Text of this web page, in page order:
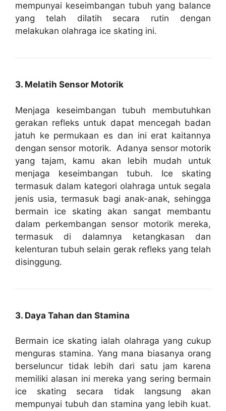
mempunyai keseimbangan tubuh yang balance
yang telah dilatih secara rutin dengan
melakukan olahraga ice skating ini.
3. Melatih Sensor Motorik
Menjaga keseimbangan tubuh membutuhkan
gerakan refleks untuk dapat mencegah badan
jatuh ke permukaan es dan ini erat kaitannya
dengan sensor motorik. Adanya sensor motorik
yang tajam, kamu akan lebih mudah untuk
menjaga keseimbangan tubuh. Ice skating
termasuk dalam kategori olahraga untuk segala
jenis usia, termasuk bagi anak-anak, sehingga
bermain ice skating akan sangat membantu
dalam perkembangan sensor motorik mereka,
termasuk di dalamnya ketangkasan dan
kelenturan tubuh selain gerak refleks yang telah
disinggung.
3. Daya Tahan dan Stamina
Bermain ice skating ialah olahraga yang cukup
menguras stamina. Yang mana biasanya orang
berseluncur tidak lebih dari satu jam karena
memiliki alasan ini mereka yang sering bermain
ice skating secara tidak langsung akan
mempunyai tubuh dan stamina yang lebih kuat.